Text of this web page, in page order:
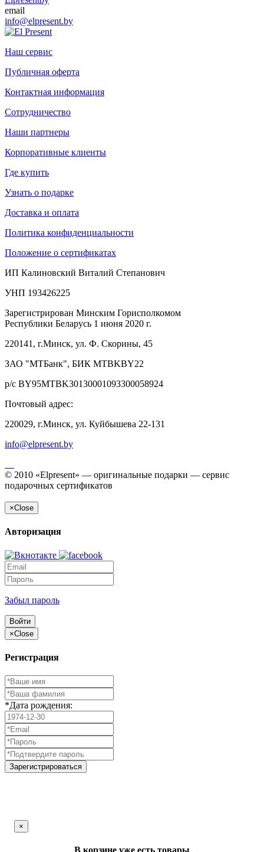
email
info@elpresent.by
Наш сервис
Публичная оферта
Контактная информация
Сотрудничество
Наши партнеры
Корпоративные клиенты
Где купить
Узнать о подарке
Доставка и оплата
Политика конфиденциальности
Положение о сертификатах
ИП Калиновский Виталий Степанович
УНП 193426225
Зарегистрирован Минским Горисполкомом
Республики Беларусь 1 июня 2020 г.
220141, г.Минск, ул. Ф. Скорины, 45
ЗАО "МТБанк", БИК MTBKBY22
р/с BY95MTBK30130001093300058924
Почтовый адрес:
220029, г.Минск, ул. Куйбышева 22-131
info@elpresent.by
© 2010 «Elpresent» — оригинальные подарки — сервис
подарочных сертификатов
×Close
Авторизация
Забыл пароль
Войти
×Close
Регистрация
*Дата рождения:
Зарегистрироваться
×